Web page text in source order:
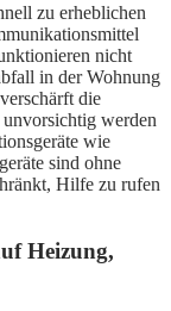
zu erheblichen
nicht
in der Wohnung
die
werden
wie
sind ohne
Hilfe zu rufen
Heizung,